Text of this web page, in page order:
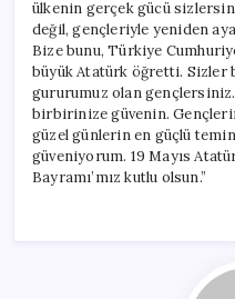
ülkenin gerçek gücü
değil, gençleriyle yeniden
Bize bunu, Türkiye
büyük Atatürk öğretti. Sizler
gururumuz olan
birbirinize güvenin.
güzel günlerin en güçlü
güveniyorum. 19 Mayıs
Bayramı’mız kutlu olsun.”